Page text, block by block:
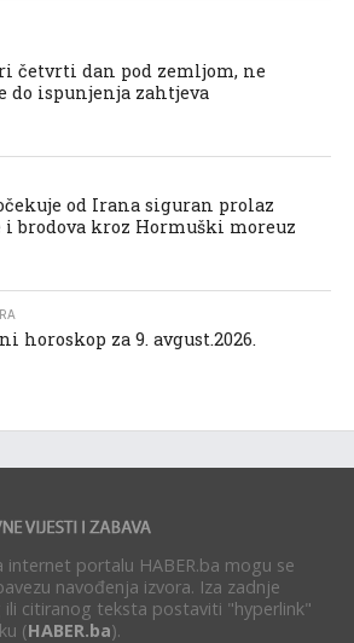
četvrti dan pod zemljom, ne
do ispunjenja zahtjeva
od Irana siguran prolaz
i brodova kroz Hormuški moreuz
horoskop za 9. avgust.2026.
internet portalu HABER.ba mogu se
navođenja izvora. Iza zadnje
ili citiranog teksta postaviti "hyperlink"
(HABER.ba).